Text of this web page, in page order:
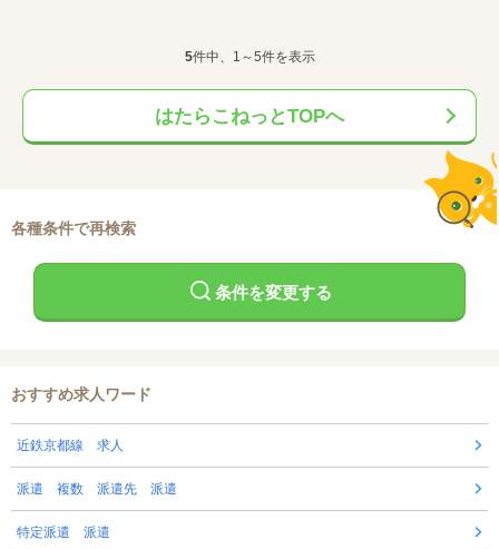
5件中、1～5件を表示
はたらこねっとTOPへ
各種条件で再検索
条件を変更する
おすすめ求人ワード
近鉄京都線 求人
派遣 複数 派遣先 派遣
特定派遣 派遣